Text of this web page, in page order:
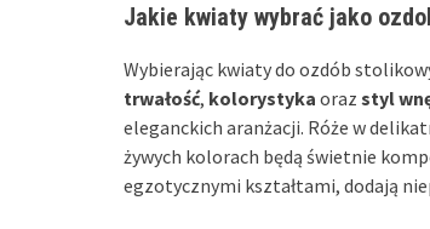
Jakie kwiaty wybrać jako
Wybierając kwiaty do ozdób
trwałość, kolorystyka oraz styl
eleganckich aranżacji. Róże w
żywych kolorach będą świetnie
egzotycznymi kształtami, dodają